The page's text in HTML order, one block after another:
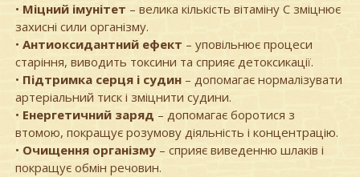
• Міцний імунітет – велика кількість вітаміну С зміцнює
захисні сили організму.
• Антиоксидантний ефект – уповільнює процеси
старіння, виводить токсини та сприяє детоксикації.
• Підтримка серця і судин – допомагає нормалізувати
артеріальний тиск і зміцнити судини.
• Енергетичний заряд – допомагає боротися з
втомою, покращує розумову діяльність і концентрацію.
• Очищення організму – сприяє виведенню шлаків і
покращує обмін речовин.